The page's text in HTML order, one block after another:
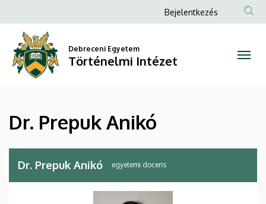
Prepuk
Anikó
Történelmi
Intézet
a
tartalomra
Anonim
menüje
Bejelentkezés
Debreceni Egyetem
Történelmi Intézet
Dr. Prepuk Anikó
Dr. Prepuk Anikó egyetemi docens